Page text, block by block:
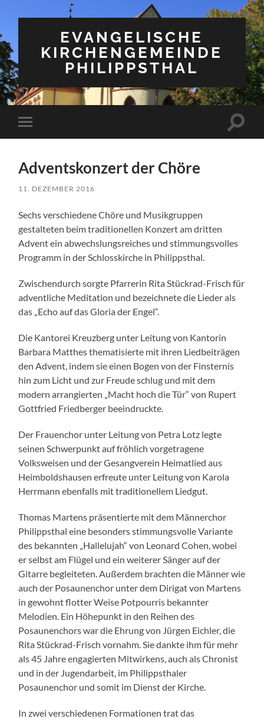
EVANGELISCHE
KIRCHENGEMEINDE
PHILIPPSTHAL
Mobile-
Menü
Adventskonzert der Chöre
11. DEZEMBER 2016
Sechs verschiedene Chöre und Musikgruppen
gestalteten beim traditionellen Konzert am dritten
Advent ein abwechslungsreiches und stimmungsvolles
Programm in der Schlosskirche in Philippsthal.
Zwischendurch sorgte Pfarrerin Rita Stückrad-Frisch für
adventliche Meditation und bezeichnete die Lieder als
das „Echo auf das Gloria der Engel“.
Die Kantorei Kreuzberg unter Leitung von Kantorin
Barbara Matthes thematisierte mit ihren Liedbeiträgen
den Advent, indem sie einen Bogen von der Finsternis
hin zum Licht und zur Freude schlug und mit dem
modern arrangierten „Macht hoch die Tür“ von Rupert
Gottfried Friedberger beeindruckte.
Der Frauenchor unter Leitung von Petra Lotz legte
seinen Schwerpunkt auf fröhlich vorgetragene
Volksweisen und der Gesangverein Heimatlied aus
Heimboldshausen erfreute unter Leitung von Karola
Herrmann ebenfalls mit traditionellem Liedgut.
Thomas Martens präsentierte mit dem Männerchor
Philippsthal eine besonders stimmungsvolle Variante
des bekannten „Hallelujah“ von Leonard Cohen, wobei
er selbst am Flügel und ein weiterer Sänger auf der
Gitarre begleiteten. Außerdem brachten die Männer wie
auch der Posaunenchor unter dem Dirigat von Martens
in gewohnt flotter Weise Potpourris bekannter
Melodien. Ein Höhepunkt in den Reihen des
Posaunenchors war die Ehrung von Jürgen Eichler, die
Rita Stückrad-Frisch vornahm. Sie dankte ihm für mehr
als 45 Jahre engagierten Mitwirkens, auch als Chronist
und in der Jugendarbeit, im Philippsthaler
Posaunenchor und somit im Dienst der Kirche.
In zwei verschiedenen Formationen trat das